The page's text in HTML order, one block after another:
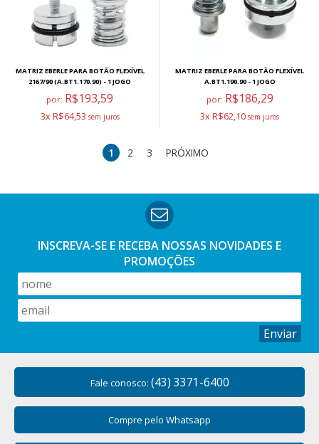
MATRIZ EBERLE PARA BOTÃO FLEXÍVEL
2167/90 (A.BT1.170.90) - 1 JOGO
por: R$193,59
3x R$64,53
MATRIZ EBERLE PARA BOTÃO FLEXÍVEL
A.BT1.190.90 - 1 JOGO
por: R$186,29
3x R$62,10
1 2 3 PRÓXIMO
INSCREVA-SE E RECEBA NOSSAS NOVIDADES E
PROMOÇÕES
Enviar
Fale conosco: (43) 3371-6400
Compre pelo Whatsapp